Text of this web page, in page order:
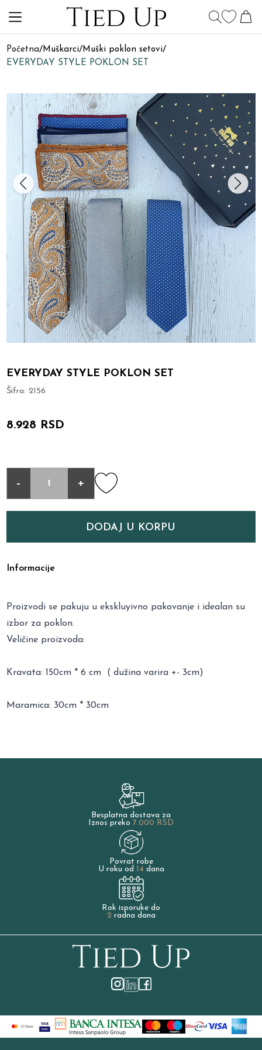
Početna/Muškarci/Muški poklon setovi/
EVERYDAY STYLE POKLON SET
EVERYDAY STYLE POKLON SET
Šifra:2156
8.928 RSD
- +
DODAJ U KORPU
Informacije
Proizvodi se pakuju u ekskluyivno pakovanje i idealan su
izbor za poklon.
Veličine proizvoda:
Kravata: 150cm * 6 cm ( dužina varira +- 3cm)
Maramica: 30cm * 30cm
Besplatna dostava za
Iznos preko 7.000 RSD
Povrat robe
U roku od 14dana
Rok isporuke do
2radna dana